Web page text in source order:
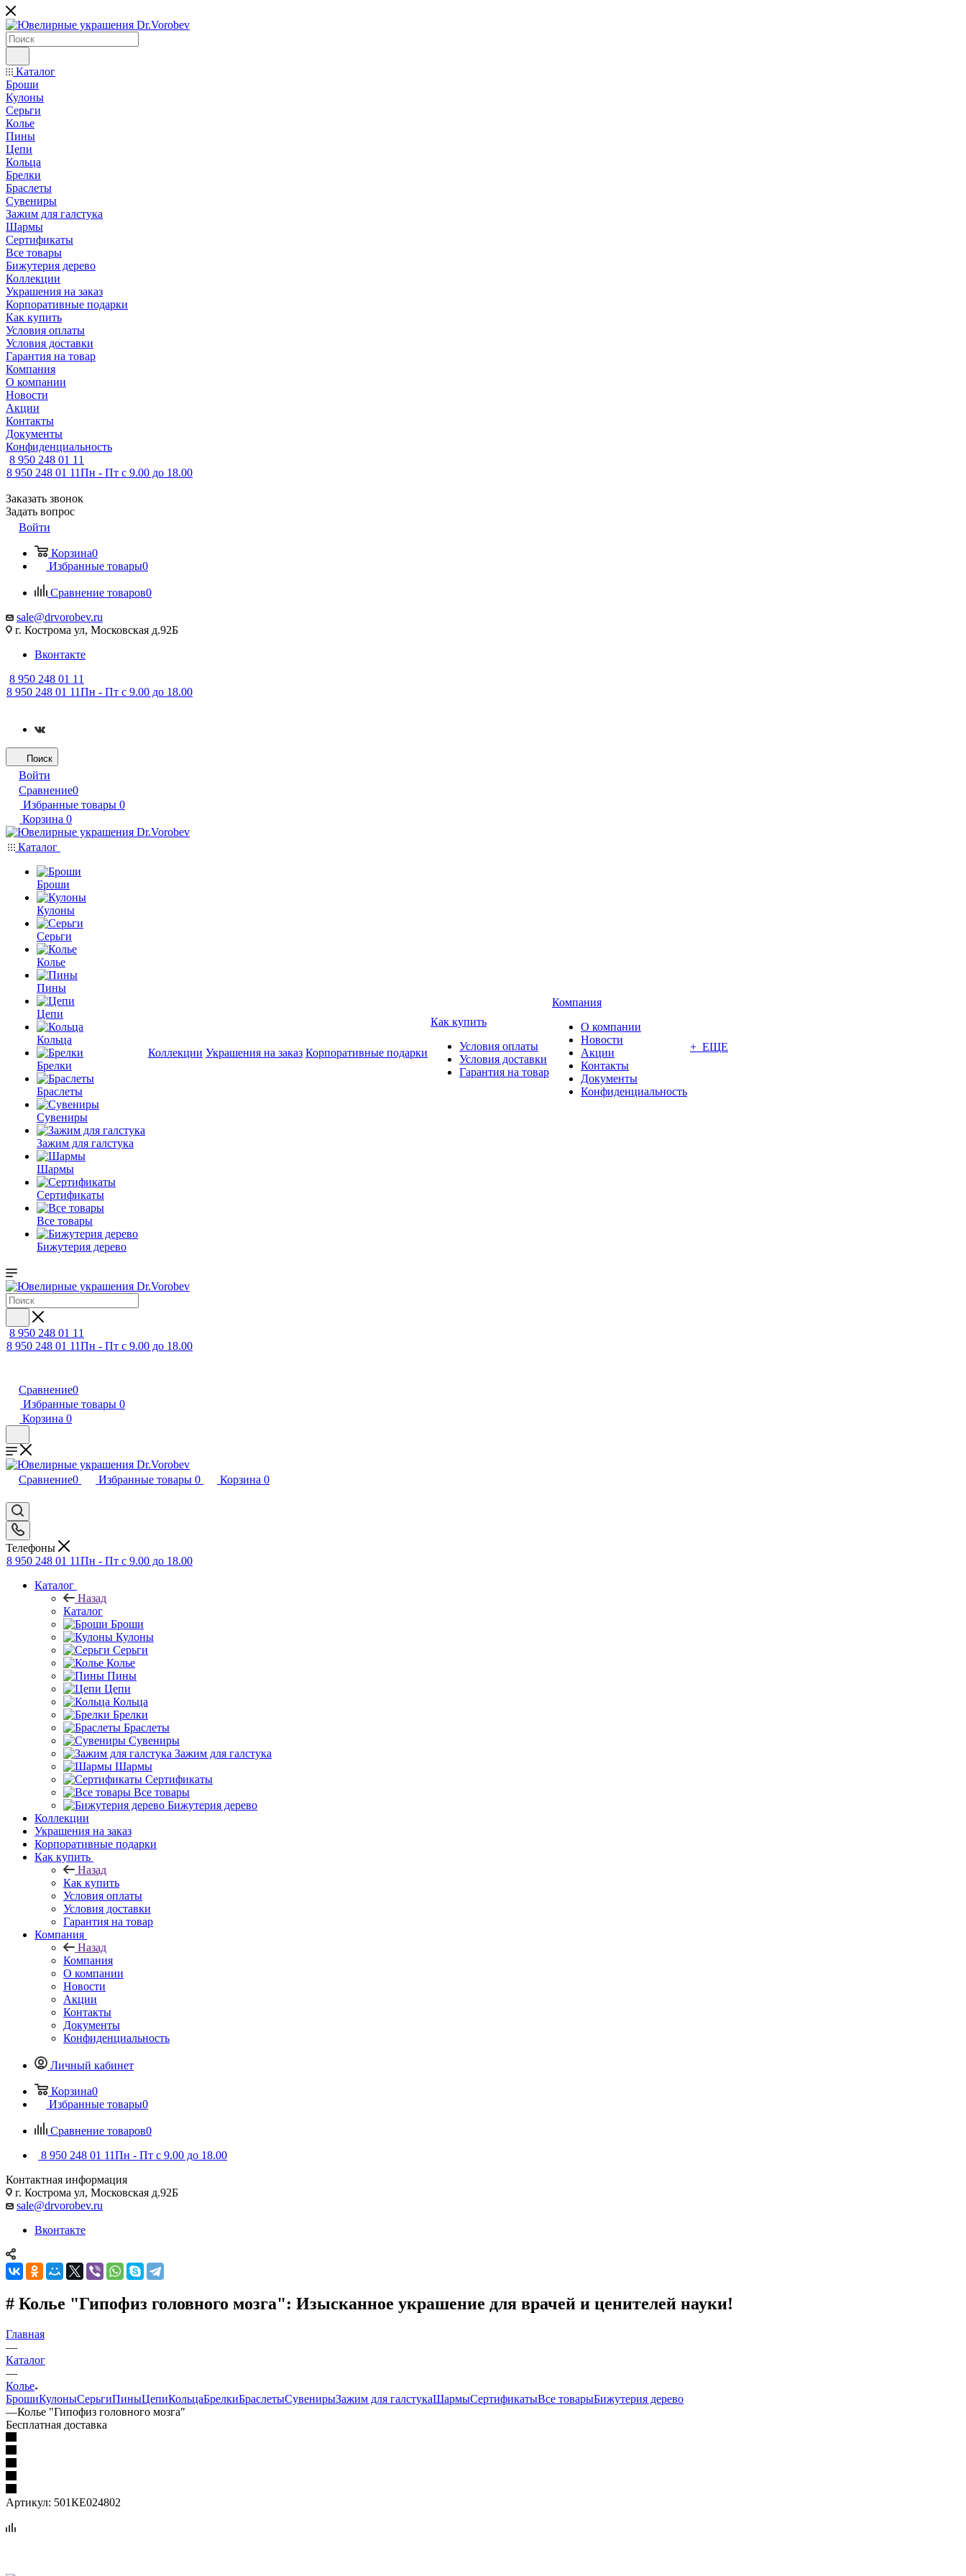
Каталог
Броши
Кулоны
Серьги
Колье
Пины
Цепи
Кольца
Брелки
Браслеты
Сувениры
Зажим для галстука
Шармы
Сертификаты
Все товары
Бижутерия дерево
Коллекции
Украшения на заказ
Корпоративные подарки
Как купить
Условия оплаты
Условия доставки
Гарантия на товар
Компания
О компании
Новости
Акции
Контакты
Документы
Конфиденциальность
8 950 248 01 11
8 950 248 01 11Пн - Пт с 9.00 до 18.00
Заказать звонок
Задать вопрос
Войти
Корзина0
Избранные товары0
Сравнение товаров0
sale@drvorobev.ru
г. Кострома ул, Московская д.92Б
Вконтакте
8 950 248 01 11
8 950 248 01 11Пн - Пт с 9.00 до 18.00
Поиск
Войти
Сравнение0
Избранные товары 0
Корзина 0
Каталог
Броши
Кулоны
Серьги
Колье
Пины
Цепи
Кольца
Брелки
Браслеты
Сувениры
Зажим для галстука
Шармы
Сертификаты
Все товары
Бижутерия дерево
Коллекции Украшения на заказ Корпоративные подарки
Как купить
Условия оплаты
Условия доставки
Гарантия на товар
Компания
О компании
Новости
Акции
Контакты
Документы
Конфиденциальность
+ ЕЩЕ
8 950 248 01 11
8 950 248 01 11Пн - Пт с 9.00 до 18.00
Сравнение0
Избранные товары 0
Корзина 0
Сравнение0 Избранные товары 0 Корзина 0
Телефоны
8 950 248 01 11Пн - Пт с 9.00 до 18.00
Каталог
Назад
Каталог
Броши
Кулоны
Серьги
Колье
Пины
Цепи
Кольца
Брелки
Браслеты
Сувениры
Зажим для галстука
Шармы
Сертификаты
Все товары
Бижутерия дерево
Коллекции
Украшения на заказ
Корпоративные подарки
Как купить
Назад
Как купить
Условия оплаты
Условия доставки
Гарантия на товар
Компания
Назад
Компания
О компании
Новости
Акции
Контакты
Документы
Конфиденциальность
Личный кабинет
Корзина0
Избранные товары0
Сравнение товаров0
8 950 248 01 11Пн - Пт с 9.00 до 18.00
Контактная информация
г. Кострома ул, Московская д.92Б
sale@drvorobev.ru
Вконтакте
# Колье "Гипофиз головного мозга": Изысканное украшение для врачей и ценителей науки!
Главная
—
Каталог
—
Колье
БрошиКулоныСерьгиПиныЦепиКольцаБрелкиБраслетыСувенирыЗажим для галстукаШармыСертификатыВсе товарыБижутерия дерево
—Колье "Гипофиз головного мозга"
Бесплатная доставка
Артикул: 501КЕ024802